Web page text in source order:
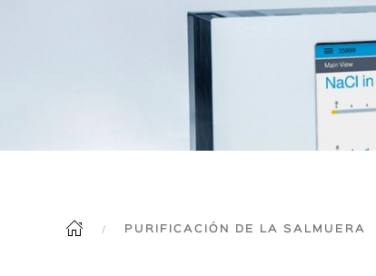
PURIFICACIÓN DE LA SALMUERA